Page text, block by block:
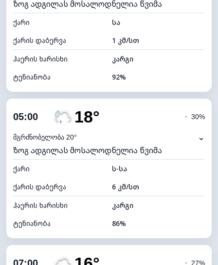
ხილვადობა
10 კმ
განათების ინდექსი 0 (ბნელი)
ღრუბლის სიმაღლე 5200 მ
ზოგ ადგილას მოსალოდნელია წვიმა
ქარი
სა
ქარის დაბერვა
1 კმ/სთ
ჰაერის ხარისხი
კარგი
ტენიანობა
92%
ღრუბლიანობა
ნამის წერტილი
ხილვადობა
10 კმ
განათების ინდექსი 0 (ბნელი)
ღრუბლის სიმაღლე 6000 მ
05:00 18°
მგრძნობელობა 20°
◔ 30%
⌄
ზოგ ადგილას მოსალოდნელია წვიმა
ქარი
ს-სა
ქარის დაბერვა
6 კმ/სთ
ჰაერის ხარისხი
კარგი
ტენიანობა
86%
ღრუბლიანობა
◔ 27%